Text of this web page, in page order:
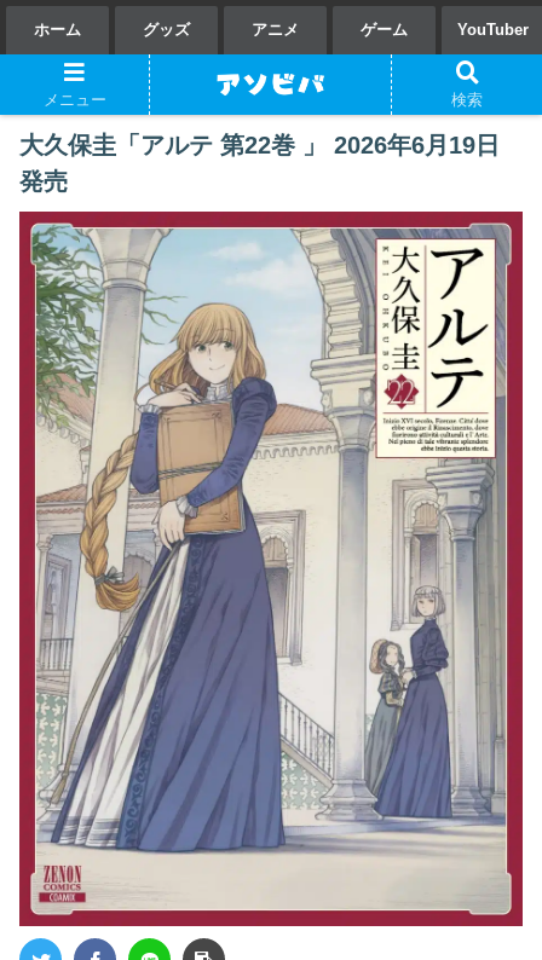
ホーム グッズ アニメ ゲーム YouTuber
大久保圭「アルテ 第22巻 」 2026年6月19日
発売
メニュー 検索